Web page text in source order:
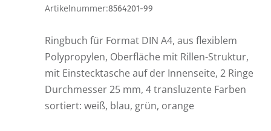
Artikelnummer:8564201-99
Ringbuch für Format DIN A4, aus flexiblem
Polypropylen, Oberfläche mit Rillen-Struktur,
mit Einstecktasche auf der Innenseite, 2 Ringe
Durchmesser 25 mm, 4 transluzente Farben
sortiert: weiß, blau, grün, orange